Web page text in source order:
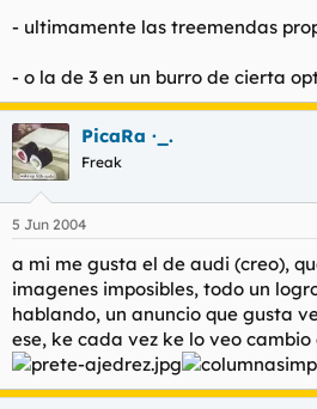
- ultimamente las treemendas
- o la de 3 en un burro de cierta
PicaRa ·_.
Freak
5 Jun 2004
a mi me gusta el de audi (creo),
imagenes imposibles, todo un
hablando, un anuncio que gusta
ese, ke cada vez ke lo veo cambio